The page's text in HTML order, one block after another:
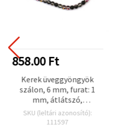
858.00 Ft
Kerek üveggyöngyök
szálon, 6 mm, furat: 1
mm, átlátszó,
galvanizált, AB
bevonattal, fekete
SKU (leltári azonosító):
111597